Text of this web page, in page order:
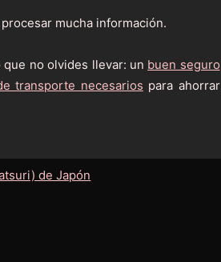
mucha información.
no olvides llevar: un buen seguro
transporte necesarios para ahorrar